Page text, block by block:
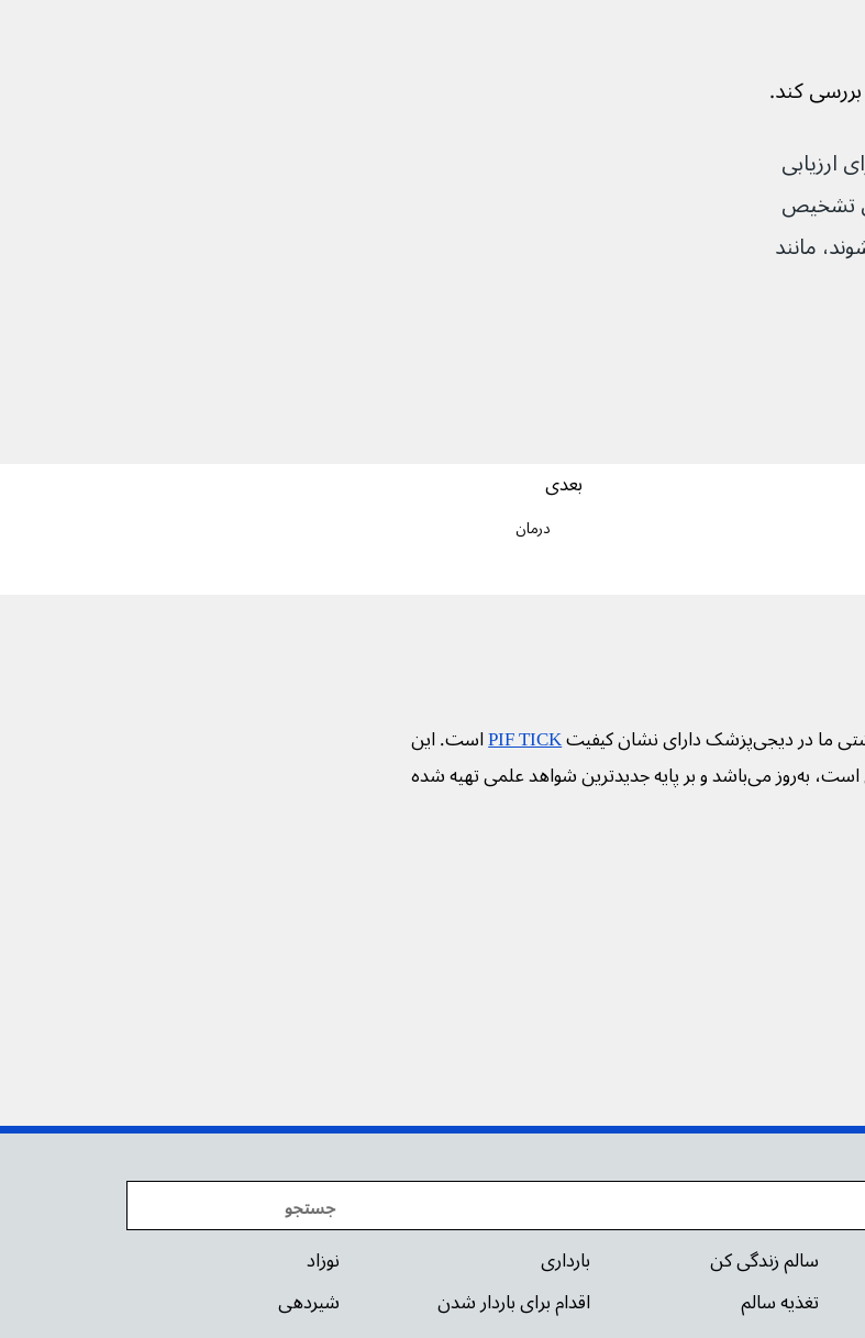
بررسی کند.
ارزیابی
این می‌تواند برای تشخیص
درمان
بعدی
ما در دیجی‌پزشک دارای نشان کیفیتPIF TICKاست. این
است، به‌روز می‌باشد و بر پایه جدیدترین شواهد علمی تهیه شده
نوزاد
شیردهی
بارداری
اقدام برای باردار شدن
سالم زندگی کن
تغذیه سالم